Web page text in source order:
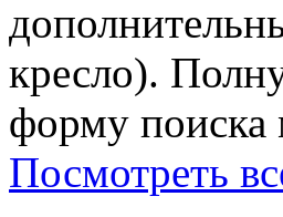
кресло).
форму поиска
Посмотреть